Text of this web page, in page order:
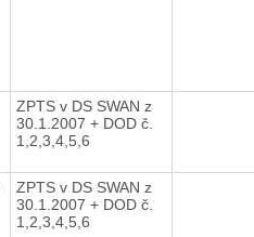
ZPTS v DS SWAN z
30.1.2007 + DOD č.
1,2,3,4,5,6
ZPTS v DS SWAN z
30.1.2007 + DOD č.
1,2,3,4,5,6